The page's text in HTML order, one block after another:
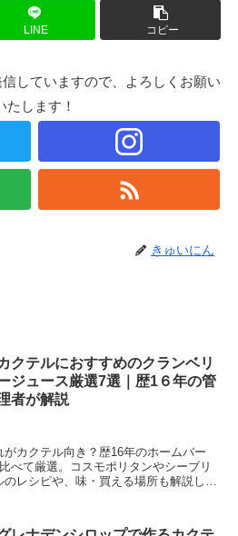
LINE コピー
していますので、よろしくお願い
たします！
きゅいにん
クテルにおすすめのクランベリ
ジュース厳選7選｜歴1６年の管
者が解説
カクテル向き？歴16年のホームバー
べて厳選。コスモポリタンやシーブリ
レシピや、味・買える場所も解説しま